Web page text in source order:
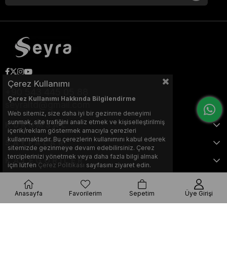
seyraltd@gmail.com
KURUMSAL
SAYFALAR
KATEGORİLER
Bu web sitesi, Nihat KILIÇARSLAN tarafından tasarlanmış ve optimize
Çerez Kullanımı
Çerez Kullanımı Hakkında Bilgilendirme
Web sitemiz, size daha iyi bir gezinme deneyimi
sunmak, site trafiğini analiz etmek ve kişiselleştirilmiş
içerik/reklam göstermek amacıyla çerezleri
kullanmaktadır. Bu çerezlerin kullanımını kabul ederek
sitemizde gezinmeye devam edebilirsiniz. Çerez
terciplerinizi yönetmek veya daha fazla bilgi almak
için lütfen Çerez Politikası sayfasını ziyaret edin.
Anasayfa Favorilerim Sepetim Üye Girişi